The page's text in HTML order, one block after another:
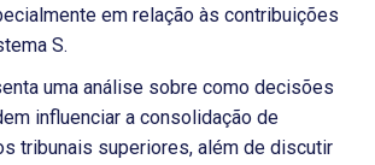
em relação às contribuições
S.
uma análise sobre como decisões
influenciar a consolidação de
tribunais superiores, além de discutir